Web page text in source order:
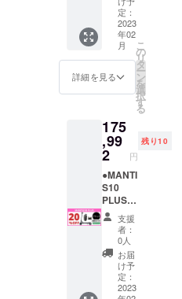
↑ ↑ ↑ ↑
原動機
付自転
車（原
付1種）
である
という
ことを
理解し
で、道
路交通
法を
守って
安全に
乗りま
す」 上
記2点に
ついて
同意し
ます。
↑ ↑ ↑ ↑
↑ ↑ ↑ ↑
トの 支
援者 で
ある私
は、事
前にナ
ンバー
プレー
ト登録
賠責保
険へ加
入し、
実行者
へ確認
写真を
送付し
ます」
「当電
動キッ
クボー
ドは、
原動機
付自転
だき、
ご理解
の上、
ご同意
される
場合
は、下
記の文
【備考
欄】 へ
コピー
＆ペー
ストし
てくだ
さい。
↓ ↓ ↓ ↓
↓ ↓ ↓ ↓
↓ 「当
プロ
ジェク
トの 支
援者 で
がない
と支援
ができ
ませ
ん。ま
た製品
をお送
りする
できま
せん。
個人情
報は厳
守いた
しま
す。
※ 下記
の文章
をお読
みいた
だき、
ご理解
の上、
ずお読
みくだ
さい＞
MANTI
S10
PLUSは
公道仕
様の電
クボー
ドで
す。法
律上、
原動機
付自転
車（原
付1種）
となり
ます。
※ 【備
考欄】
の記載
がない
登録の
メール
アドレ
ス宛に
お送り
いたし
ます。
＝＝＝
MANTI
S10
PLUSに
興味を
持ちご
支援い
ただけ
る方
へ、下
記を必
ずお読
みくだ
さい＞
MANTI
送オプ
ション
を必ず
ご購入
下さ
い。
レッド/
標準タ
台 ※ナ
ンバー
プレー
ト登録
に必要
な原動
機付自
転車販
売証明
書は、
PDF形
式でご
登録の
メール
売予定
価格
￥219,9
90（税
込）
→
￥171,5
92（税
料込）
※発送先
が北海
道・沖
縄県・
離島に
なる場
合は、
追加送
料が必
要で
す。配
送オプ
ション
定：
2023
年02
月
詳細を見る
こ
の
リ
タ
ー
ン
を
選
択
す
る
175
,99
2 円
残り10
●MANTI
S10
PLUS
＜
20％OF
Ready
Pack
【各色
支援
者：
0人
お届
け予
定：
2023